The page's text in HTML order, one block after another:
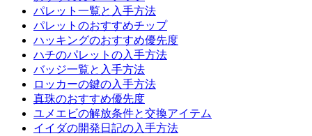
パレット一覧と入手方法
パレットのおすすめチップ
ハッキングのおすすめ優先度
ハチのパレットの入手方法
バッジ一覧と入手方法
ロッカーの鍵の入手方法
真珠のおすすめ優先度
ユメエビの解放条件と交換アイテム
イイダの開発日記の入手方法